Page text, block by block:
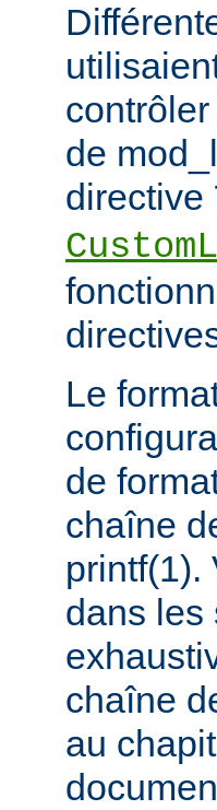
de
directive
Le
de
chaîne
printf(1).
dans les
chaîne
au